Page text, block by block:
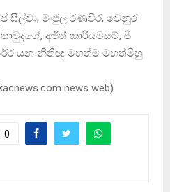
සිල්වා, මංජුල රණවීර, වෙනුර
අජිත් කාරියවසම්, පී
යන නීතිඥ මහත්ම මහත්මීහු
news web)
0